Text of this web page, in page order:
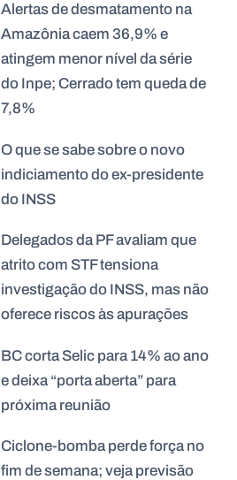
Alertas de desmatamento na
Amazônia caem 36,9% e
atingem menor nível da série
do Inpe; Cerrado tem queda de
7,8%
O que se sabe sobre o novo
indiciamento do ex-presidente
do INSS
Delegados da PF avaliam que
atrito com STF tensiona
investigação do INSS, mas não
oferece riscos às apurações
BC corta Selic para 14% ao ano
e deixa “porta aberta” para
próxima reunião
Ciclone-bomba perde força no
fim de semana; veja previsão